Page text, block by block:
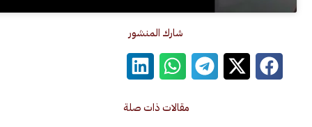
شارك المنشور
مقالات ذات صلة